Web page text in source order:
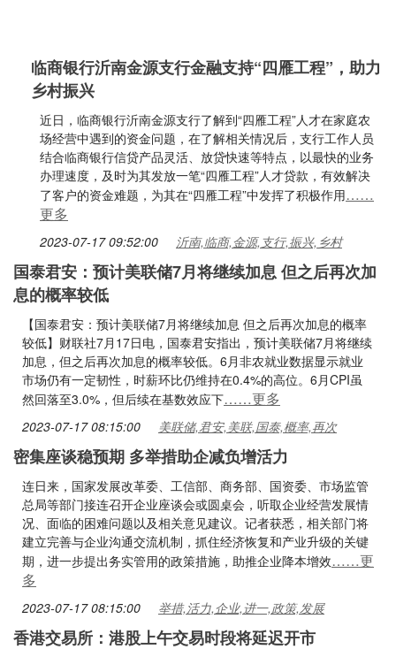
临商银行沂南金源支行金融支持“四雁工程”，助力
乡村振兴
近日，临商银行沂南金源支行了解到“四雁工程”人才在家庭农
场经营中遇到的资金问题，在了解相关情况后，支行工作人员
结合临商银行信贷产品灵活、放贷快速等特点，以最快的业务
办理速度，及时为其发放一笔“四雁工程”人才贷款，有效解决
了客户的资金难题，为其在“四雁工程”中发挥了积极作用……
更多
2023-07-17 09:52:00 沂南,临商,金源,支行,振兴,乡村
国泰君安：预计美联储7月将继续加息 但之后再次加
息的概率较低
【国泰君安：预计美联储7月将继续加息 但之后再次加息的概率
较低】财联社7月17日电，国泰君安指出，预计美联储7月将继续
加息，但之后再次加息的概率较低。6月非农就业数据显示就业
市场仍有一定韧性，时薪环比仍维持在0.4%的高位。6月CPI虽
然回落至3.0%，但后续在基数效应下……更多
2023-07-17 08:15:00 美联储,君安,美联,国泰,概率,再次
密集座谈稳预期 多举措助企减负增活力
连日来，国家发展改革委、工信部、商务部、国资委、市场监管
总局等部门接连召开企业座谈会或圆桌会，听取企业经营发展情
况、面临的困难问题以及相关意见建议。记者获悉，相关部门将
建立完善与企业沟通交流机制，抓住经济恢复和产业升级的关键
期，进一步提出务实管用的政策措施，助推企业降本增效……更
多
2023-07-17 08:15:00 举措,活力,企业,进一,政策,发展
香港交易所：港股上午交易时段将延迟开市